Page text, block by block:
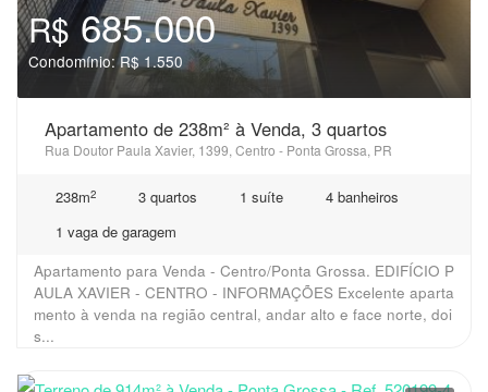
R$685.000
Condomínio: R$ 1.550
Apartamento de 238m² à Venda, 3 quartos
Rua Doutor Paula Xavier, 1399, Centro - Ponta Grossa, PR
238m2 3 quartos 1 suíte
4 banheiros
1 vaga de garagem
Apartamento para Venda - Centro/Ponta Grossa. EDIFÍCIO P
AULA XAVIER - CENTRO - INFORMAÇÕES Excelente aparta
mento à venda na região central, andar alto e face norte, doi
s...